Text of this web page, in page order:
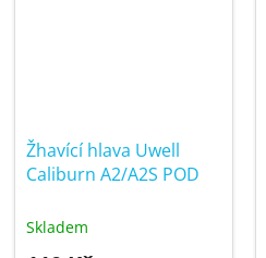
Žhavící hlava Uwell
Caliburn A2/A2S POD
Skladem